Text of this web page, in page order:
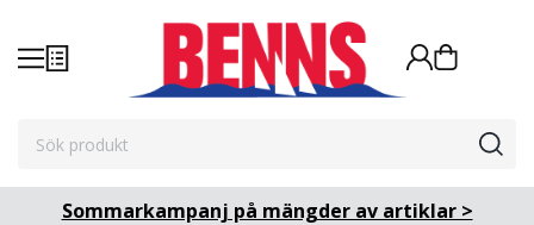
Sommarkampanj på mängder av artiklar >